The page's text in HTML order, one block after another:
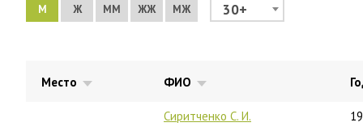
М Ж ММ ЖЖ МЖ 30+
Место ФИО
Сиритченко С. И.